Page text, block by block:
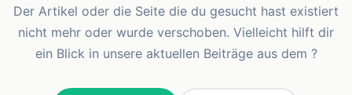
Der Artikel oder die Seite die du gesucht hast existiert
nicht mehr oder wurde verschoben. Vielleicht hilft dir
ein Blick in unsere aktuellen Beiträge aus dem ?